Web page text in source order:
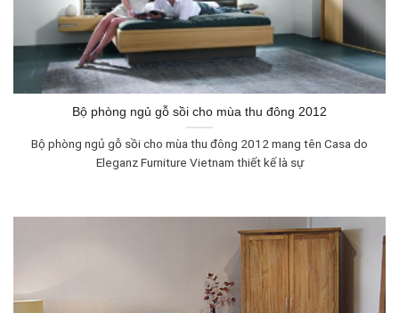
Bộ phòng ngủ gỗ sồi cho mùa thu đông 2012
Bộ phòng ngủ gỗ sồi cho mùa thu đông 2012 mang tên Casa do
Eleganz Furniture Vietnam thiết kế là sự